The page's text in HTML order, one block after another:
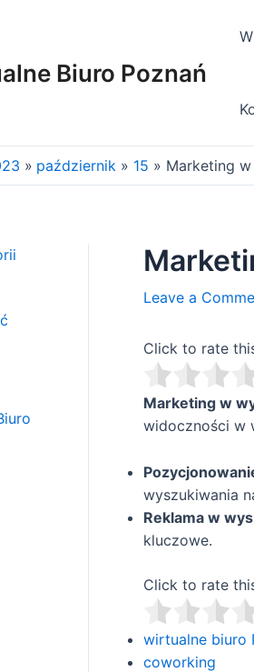
Biuro Poznań
październik 15 Marketing
Leave a
Click to rate
Marketing w
widoczności w
wyszukiwania
Reklama w
kluczowe.
Click to rate
wirtualne biuro
coworking